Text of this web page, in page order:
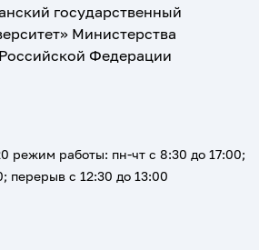
государственный
Министерства
Федерации
режим работы: пн-чт с 8:30 до 17:00;
перерыв с 12:30 до 13:00